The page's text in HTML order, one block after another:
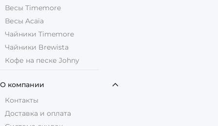
Весы Timemore
Весы Acaia
Чайники Timemore
Чайники Brewista
Кофе на песке Johny
О компании
Контакты
Доставка и оплата